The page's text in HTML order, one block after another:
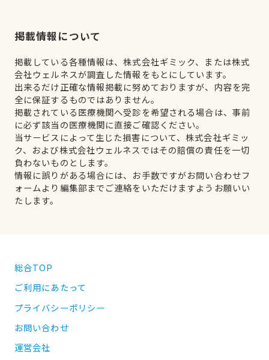
掲載情報について
掲載している各種情報は、株式会社ギミック、または株式
会社ウェルネスが調査した情報をもとにしています。
出来るだけ正確な情報掲載に努めておりますが、内容を完
全に保証するものではありません。
掲載されている医療機関へ受診を希望される場合は、事前
に必ず該当の医療機関に直接ご確認ください。
当サービスによって生じた損害について、株式会社ギミッ
ク、および株式会社ウェルネスではその賠償の責任を一切
負わないものとします。
情報に誤りがある場合には、お手数ですがお問い合わせフ
ォームより編集部までご連絡をいただけますようお願いい
たします。
総合TOP
ご利用にあたって
プライバシーポリシー
お問い合わせ
運営会社